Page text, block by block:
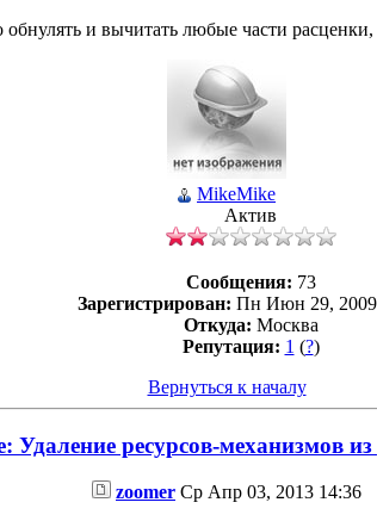
обнулять и вычитать любые части
MikeMike
Актив
Сообщения: 73
Зарегистрирован: Пн Июн 29, 2009
Откуда: Москва
Репутация: 1 (?)
Вернуться к началу
Удаление ресурсов-механизмов
zoomer Ср Апр 03, 2013 14:36